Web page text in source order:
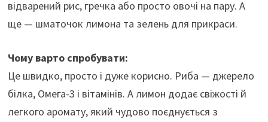
відварений рис, гречка або просто овочі на пару. А
ще — шматочок лимона та зелень для прикраси.
Чому варто спробувати:
Це швидко, просто і дуже корисно. Риба — джерело
білка, Омега-3 і вітамінів. А лимон додає свіжості й
легкого аромату, який чудово поєднується з